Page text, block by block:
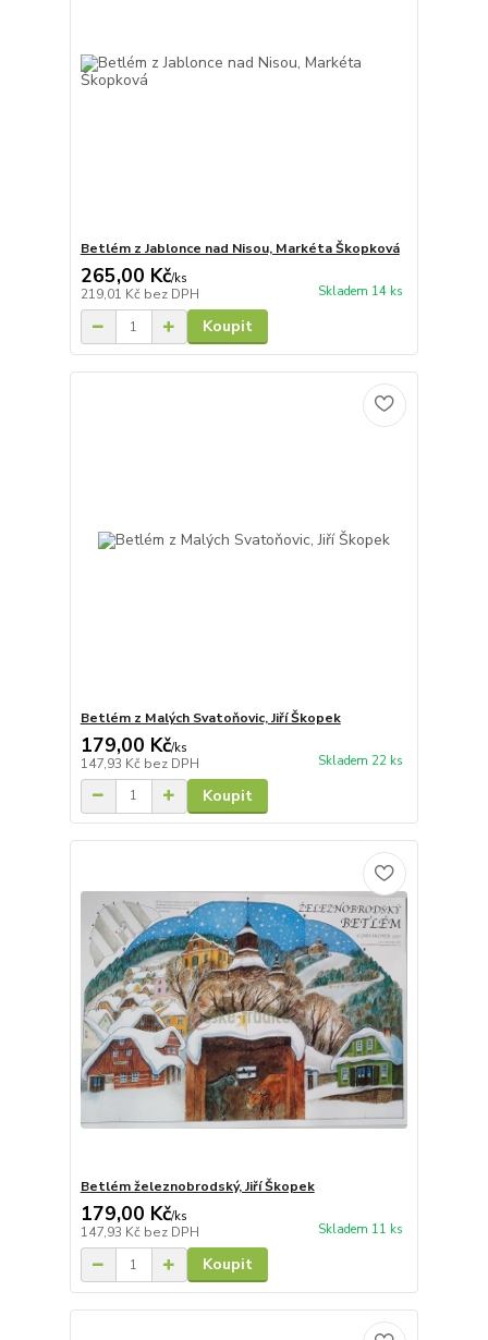
Betlém z Jablonce nad Nisou, Markéta Škopková
265,00 Kč/ks
219,01 Kč bez DPH Skladem 14 ks
Koupit
Betlém z Malých Svatoňovic, Jiří Škopek
179,00 Kč/ks
147,93 Kč bez DPH Skladem 22 ks
Koupit
Betlém železnobrodský, Jiří Škopek
179,00 Kč/ks
147,93 Kč bez DPH Skladem 11 ks
Koupit